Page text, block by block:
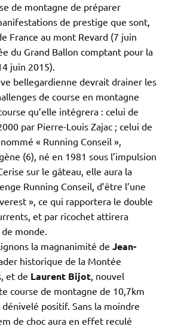
de montagne de préparer
de prestige que sont,
France au mont Revard (7 juin
du Grand Ballon comptant pour la
juin 2015).
bellegardienne devrait drainer les
de course en montagne
qu’elle intégrera : celui de
par Pierre-Louis Zajac ; celui de
« Running Conseil »,
(6), né en 1981 sous l’impulsion
sur le gâteau, elle aura la
Running Conseil, d’être l’une
», ce qui rapportera le double
et par ricochet attirera
monde.
la magnanimité de Jean-
historique de la Montée
et de Laurent Bijot, nouvel
course de montagne de 10,7km
positif. Sans la moindre
de choc aura en effet reculé